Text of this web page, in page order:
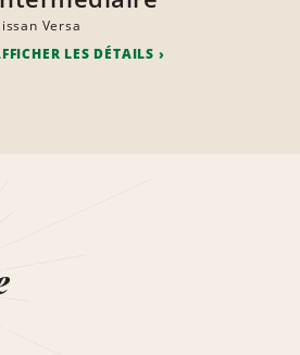
Versa
LES DÉTAILS